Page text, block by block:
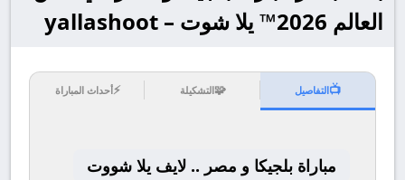
العالم 2026™ يلا شوت – yallashoot
📺التفاصيل 🧩التشكيلة ⚡أحداث المباراة
مباراة بلجيكا و مصر .. لايف يلا شووت